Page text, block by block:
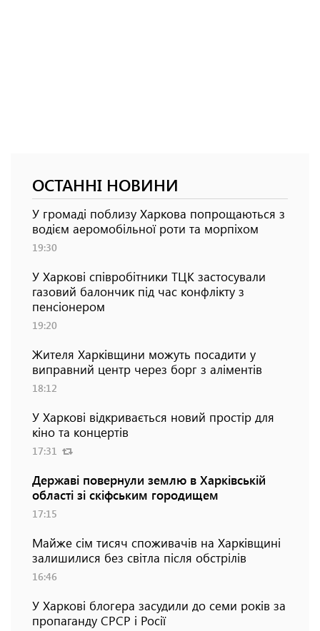
ОСТАННІ НОВИНИ
У громаді поблизу Харкова попрощаються з
водієм аеромобільної роти та морпіхом
19:30
У Харкові співробітники ТЦК застосували
газовий балончик під час конфлікту з
пенсіонером
19:20
Жителя Харківщини можуть посадити у
виправний центр через борг з аліментів
18:12
У Харкові відкривається новий простір для
кіно та концертів
17:31
Державі повернули землю в Харківській
області зі скіфським городищем
17:15
Майже сім тисяч споживачів на Харківщині
залишилися без світла після обстрілів
16:46
У Харкові блогера засудили до семи років за
пропаганду СРСР і Росії